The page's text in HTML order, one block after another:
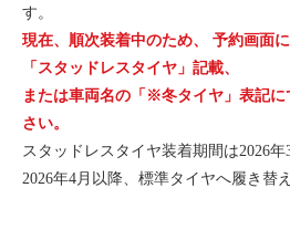
カーシェアリングとは
ご利用の流れ
コストシミュレーション
ライド&カーシェア
モデルコース
す。
現在、順次装着中のため、 予約画面
「スタッドレスタイヤ」記載、
または車両名の「※冬タイヤ」表記
さい。
スタッドレスタイヤ装着期間は2026年
2026年4月以降、標準タイヤへ履き替